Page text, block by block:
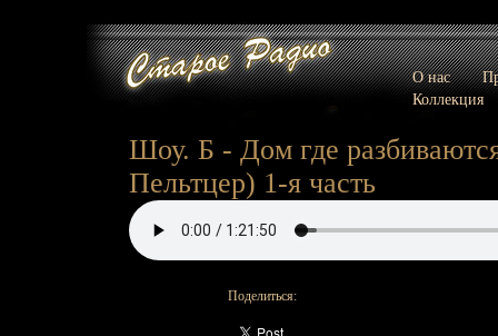
О нас
Коллекция
Шоу. Б - Дом где
Пельтцер) 1-я часть
Поделиться: